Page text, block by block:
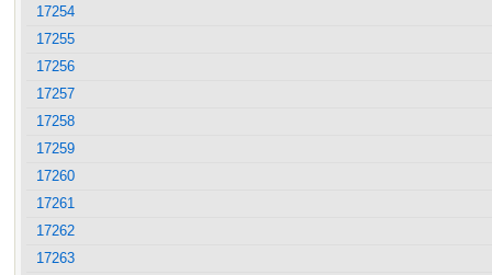
17254
17255
17256
17257
17258
17259
17260
17261
17262
17263